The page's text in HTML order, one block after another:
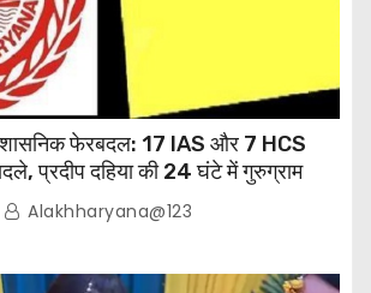
फेरबदल: 17 IAS और 7 HCS
प्रदीप दहिया की 24 घंटे में गुरुग्राम
Alakhharyana@123